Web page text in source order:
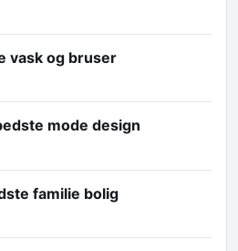
vask og bruser
mode design
familie bolig